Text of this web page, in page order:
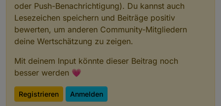
oder Push-Benachrichtigung). Du kannst auch
Lesezeichen speichern und Beiträge positiv
bewerten, um anderen Community-Mitgliedern
deine Wertschätzung zu zeigen.
Mit deinem Input könnte dieser Beitrag noch
besser werden 💗
Registrieren Anmelden